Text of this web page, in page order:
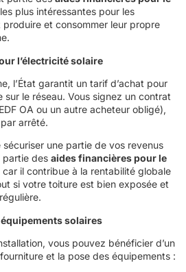
les plus intéressantes pour les
et consommer leur propre
l’électricité solaire
l’État garantit un tarif d’achat pour
sur le réseau. Vous signez un contrat
OA ou un autre acheteur obligé),
arrêté.
une partie de vos revenus
partie des aides financières pour le
car il contribue à la rentabilité globale
si votre toiture est bien exposée et
solaires
vous pouvez bénéficier d’un
et la pose des équipements :